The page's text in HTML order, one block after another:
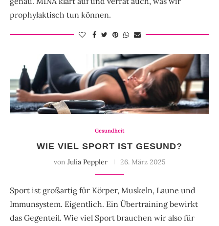
prophylaktisch tun können.
Gesundheit
WIE VIEL SPORT IST GESUND?
von Julia Peppler 26. März 2025
Sport ist großartig für Körper, Muskeln, Laune und
Immunsystem. Eigentlich. Ein Übertraining bewirkt
das Gegenteil. Wie viel Sport brauchen wir also für